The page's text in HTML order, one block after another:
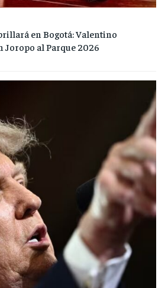
en Bogotá: Valentino
Joropo al Parque 2026